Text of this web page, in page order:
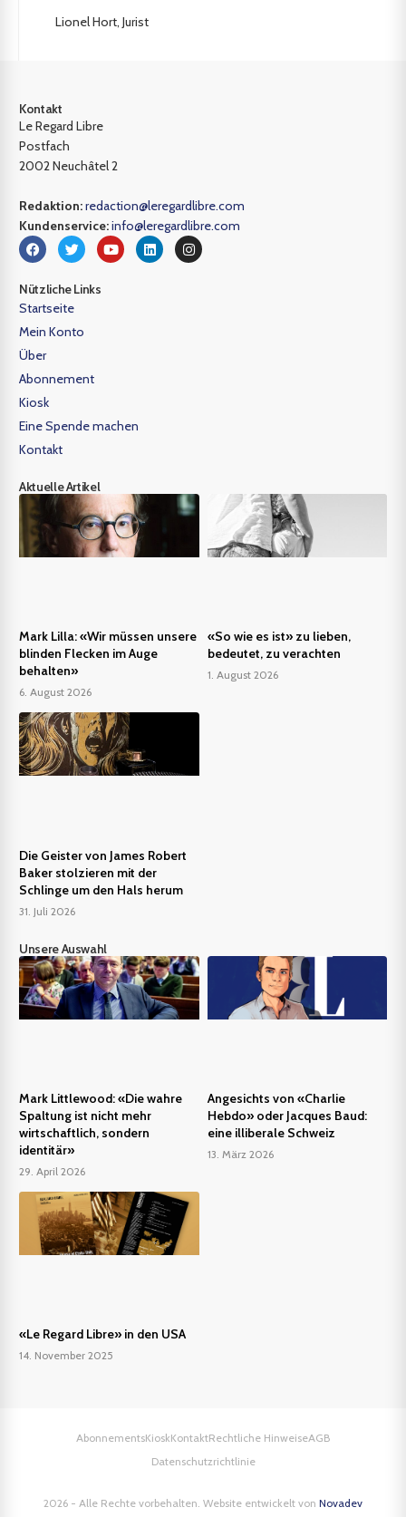
Lionel Hort, Jurist
Kontakt
Le Regard Libre
Postfach
2002 Neuchâtel 2
Redaktion:redaction@leregardlibre.com
Kundenservice:info@leregardlibre.com
Nützliche Links
Startseite
Mein Konto
Über
Abonnement
Kiosk
Eine Spende machen
Kontakt
Aktuelle Artikel
Mark Lilla: «Wir müssen unsere
blinden Flecken im Auge
behalten»
6. August 2026
«So wie es ist» zu lieben,
bedeutet, zu verachten
1. August 2026
Die Geister von James Robert
Baker stolzieren mit der
Schlinge um den Hals herum
31. Juli 2026
Unsere Auswahl
Mark Littlewood: «Die wahre
Spaltung ist nicht mehr
wirtschaftlich, sondern
identitär»
29. April 2026
Angesichts von «Charlie
Hebdo» oder Jacques Baud:
eine illiberale Schweiz
13. März 2026
«Le Regard Libre» in den USA
14. November 2025
2026 - Alle Rechte vorbehalten. Website entwickelt von Novadev
AbonnementsKioskKontaktRechtliche HinweiseAGB
Datenschutzrichtlinie